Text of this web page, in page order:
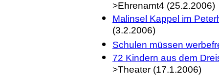
>Ehrenamt4 (25.2.2006)
Malinsel Kappel im
(3.2.2006)
Schulen müssen
72 Kindern aus dem
>Theater (17.1.2006)